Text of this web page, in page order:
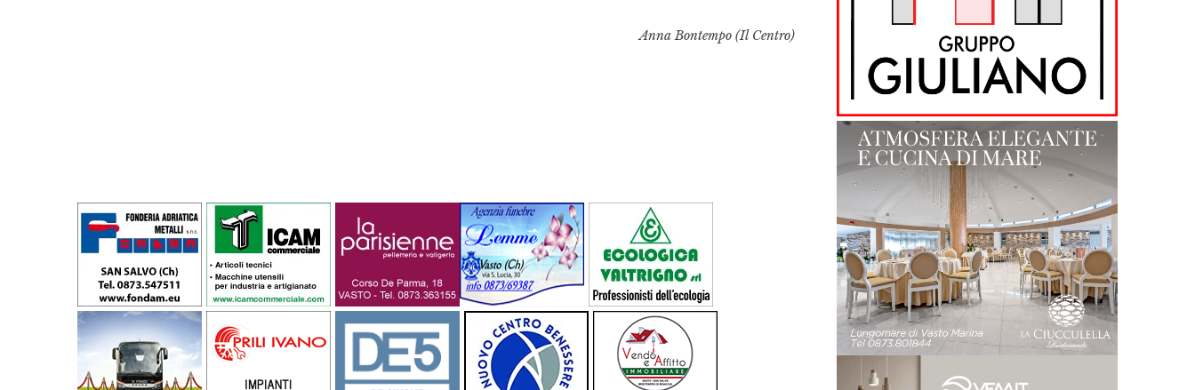
Anna Bontempo (Il Centro)